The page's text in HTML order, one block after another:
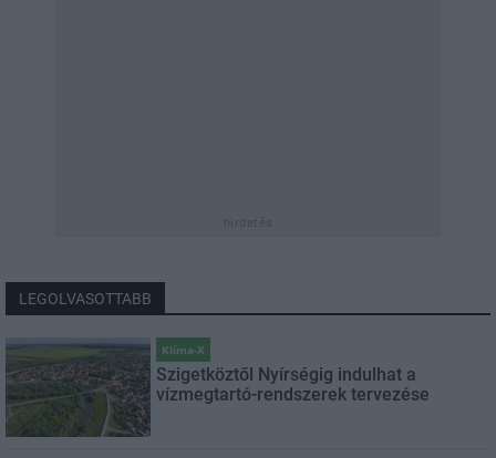
LEGOLVASOTTABB
Klíma-X
Szigetköztől Nyírségig indulhat a
vízmegtartó-rendszerek tervezése